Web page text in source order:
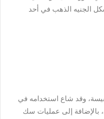
الجنيه الذهب في أحد
وقد شاع استخدامه في
بالإضافة إلى عمليات سك